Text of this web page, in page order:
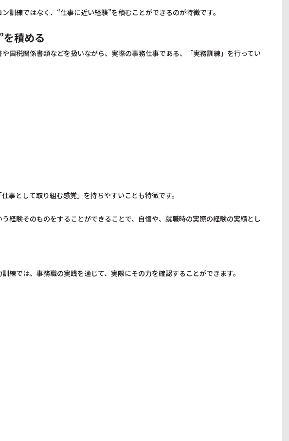
練ではなく、“仕事に近い経験”を積むことができるのが特徴です。
を積める
国税関係書類などを扱いながら、実際の事務仕事である、「実務訓練」を行ってい
事として取り組む感覚」を持ちやすいことも特徴です。
経験そのものをすることができることで、自信や、就職時の実際の経験の実績とし
練では、事務職の実践を通じて、実際にその力を確認することができます。